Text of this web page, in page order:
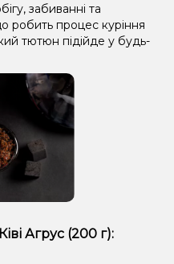
забиванні та
робить процес куріння
тютюн підійде у будь-
Агрус (200 г):